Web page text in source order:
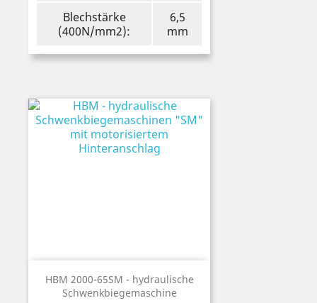
Blechstärke
(400N/mm2):
6,5
mm
HBM 2000-65SM - hydraulische
Schwenkbiegemaschine